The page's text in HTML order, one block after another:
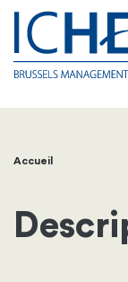
Fil
Accueil